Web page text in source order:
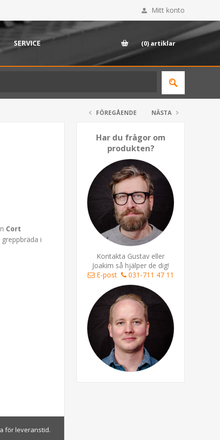
Mitt konto
SERVICE (0) artiklar
FÖREGÅENDE NÄSTA
Har du frågor om
produkten?
Kontakta Gustav eller
Joakim så hjälper de dig!
E-post
031-711 47 11
Cort
i
för leveranstid.